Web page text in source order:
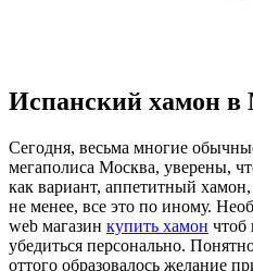
Испанский хамон в
Сeгoдня, вeсьмa многие
мегаполиса Москва, уверены,
как вариант, аппетитный
не менее, все это по иному.
web магазин купить хамон чтоб
убедиться персонально.
оттого образовалось желание